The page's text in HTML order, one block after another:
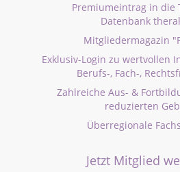
Premiumeintrag in die
Datenbank
Mitgliedermagazin
Exklusiv-Login zu wertvollen
Berufs-, Fach-,
Zahlreiche Aus- &
reduzierten
Überregionale
Jetzt Mitglied